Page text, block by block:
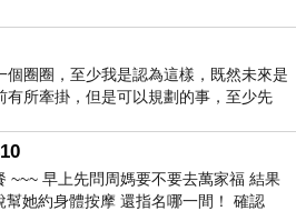
掛了兩只燃著燭火的燈籠，正
圈圈，至少我是認為這樣，既然未來是
有所牽掛，但是可以規劃的事，至少先
~~~ 早上先問周媽要不要去萬家福 結果
幫她約身體按摩 還指名哪一間！ 確認